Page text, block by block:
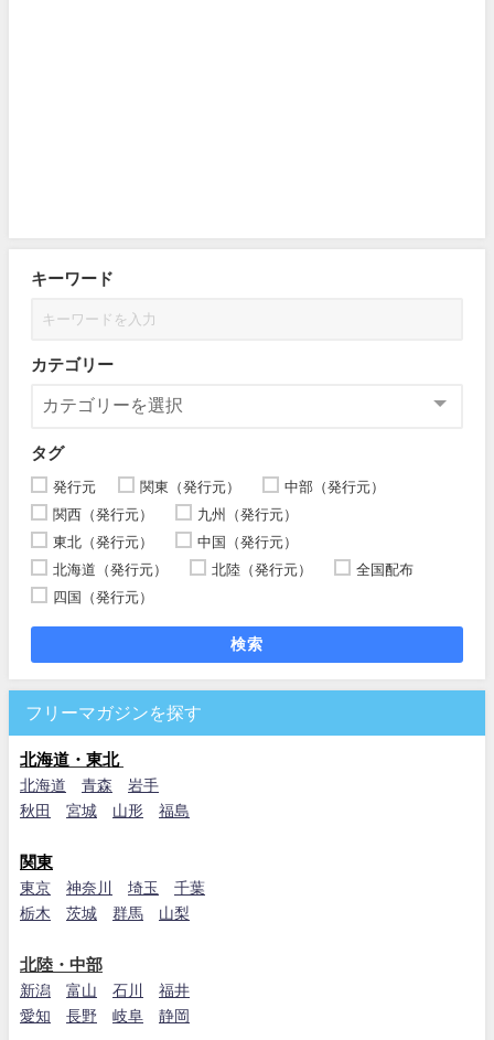
キーワード
カテゴリー
タグ
発行元 関東（発行元）
中部（発行元）
関西（発行元）
九州（発行元）
東北（発行元）
中国（発行元）
北海道（発行元）
北陸（発行元）
全国配布
四国（発行元）
検索
フリーマガジンを探す
北海道・東北
北海道 青森
岩手
秋田
宮城 山形 福島
関東
東京 神奈川 埼玉
千葉
栃木
茨城 群馬 山梨
北陸・中部
新潟 富山 石川
福井
愛知
長野 岐阜 静岡